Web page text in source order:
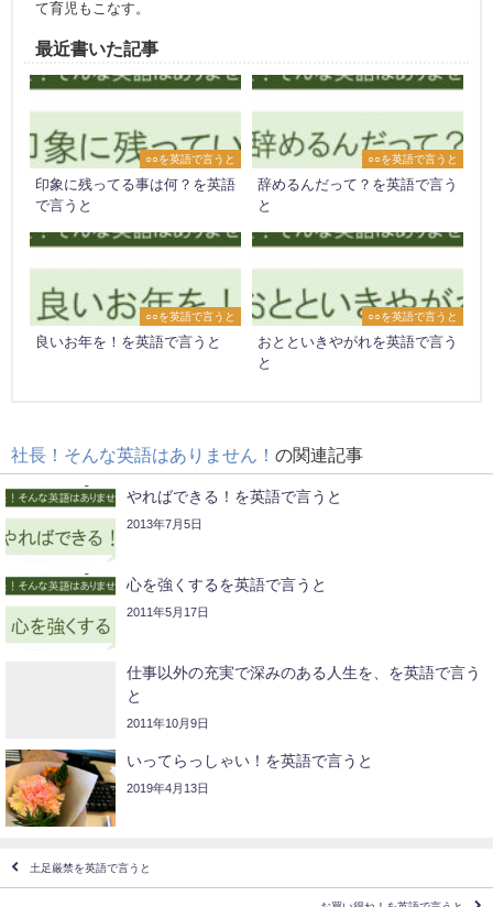
て育児もこなす。
最近書いた記事
○○を英語で言うと
印象に残ってる事は何？を英語
で言うと
○○を英語で言うと
辞めるんだって？を英語で言う
と
○○を英語で言うと
良いお年を！を英語で言うと
○○を英語で言うと
おとといきやがれを英語で言う
と
社長！そんな英語はありません！ の関連記事
やればできる！を英語で言うと
2013年7月5日
心を強くするを英語で言うと
2011年5月17日
仕事以外の充実で深みのある人生を、を英語で言う
と
2011年10月9日
いってらっしゃい！を英語で言うと
2019年4月13日
土足厳禁を英語で言うと